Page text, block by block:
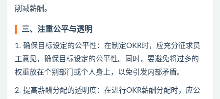
削减薪酬。
三、注重公平与透明
1. 确保目标设定的公平性：在制定OKR时，应充分征求员
工意见，确保目标设定的公平性。同时，要避免将过多的
权重放在个别部门或个人身上，以免引发内部矛盾。
2. 提高薪酬分配的透明度：在进行OKR薪酬分配时，应公